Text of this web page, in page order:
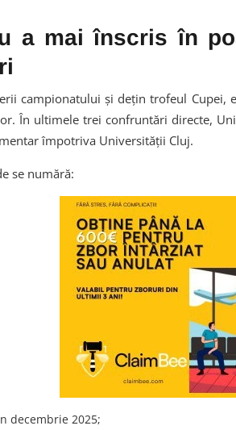
a mai înscris în
campionatului și dețin trofeul Cupei,
În ultimele trei confruntări directe,
împotriva Universității Cluj.
se numără:
decembrie 2025;